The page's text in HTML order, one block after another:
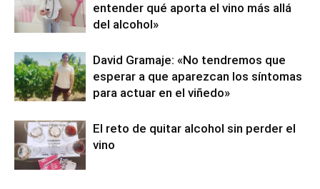
entender qué aporta el vino más allá
del alcohol»
David Gramaje: «No tendremos que
esperar a que aparezcan los síntomas
para actuar en el viñedo»
El reto de quitar alcohol sin perder el
vino